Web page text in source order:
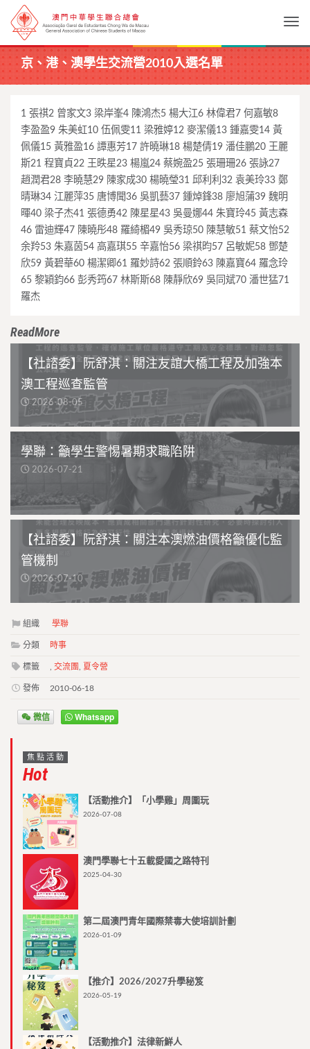
京、港、澳學生交流營2010入選名單
1 張祺2 曾家文3 梁岸峯4 陳鴻杰5 楊大江6 林偉君7 何嘉敏8
李盈盈9 朱美虹10 伍佩雯11 梁雅婷12 麥潔儀13 鍾嘉雯14 黃
佩儀15 黃雅盈16 譚惠芳17 許曉琳18 楊楚倩19 潘佳鵬20 王麗
斯21 程寶貞22 王昳星23 楊嵐24 蔡婉盈25 張珊珊26 張詠27
趙潤君28 李曉慧29 陳家成30 楊曉瑩31 邱利利32 袁美玲33 鄭
晴琳34 江麗萍35 唐博聞36 吳凱藝37 鍾焯鋒38 廖旭蒲39 魏明
暉40 梁子杰41 張德勇42 陳星星43 吳曼娜44 朱寶玲45 黃志森
46 雷迪輝47 陳曉彤48 羅綺楣49 吳秀琼50 陳慧敏51 蔡文怡52
余羚53 朱嘉茵54 高嘉琪55 辛嘉怡56 梁祺昀57 呂敏妮58 鄧楚
欣59 黃碧華60 楊潔卿61 羅妙詩62 張順鈴63 陳嘉寶64 羅念玲
65 黎穎鈞66 彭秀筠67 林斯斯68 陳靜欣69 吳同斌70 潘世猛71
羅杰
ReadMore
【社諮委】阮舒淇：關注友誼大橋工程及加強本
澳工程巡查監管
2026-08-05
學聯：籲學生警惕暑期求職陷阱
2026-07-21
【社諮委】阮舒淇：關注本澳燃油價格籲優化監
管機制
2026-07-10
組織 學聯
分類 時事
標籤 交流團 夏令營
發佈 2010-06-18
微信 Whatsapp
焦點活動
Hot
【活動推介】「小學雞」周圍玩
2026-07-08
澳門學聯七十五載愛國之路特刊
2025-04-30
第二屆澳門青年國際禁毒大使培訓計劃
2026-01-09
【推介】2026/2027升學秘笈
2026-05-19
【活動推介】法律新鮮人